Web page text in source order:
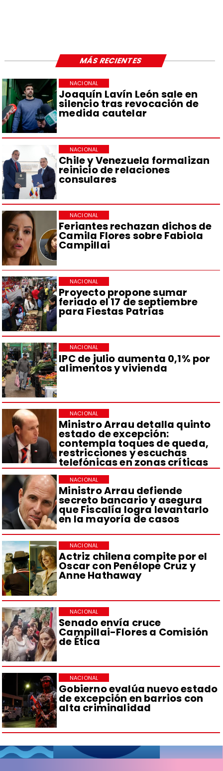
Joaquín Lavín León sale en
silencio tras revocación de
medida cautelar
NACIONAL
Chile y Venezuela formalizan
reinicio de relaciones
consulares
NACIONAL
Feriantes rechazan dichos de
Camila Flores sobre Fabiola
Campillai
NACIONAL
Proyecto propone sumar
feriado el 17 de septiembre
para Fiestas Patrias
NACIONAL
IPC de julio aumenta 0,1% por
alimentos y vivienda
NACIONAL
Ministro Arrau detalla quinto
estado de excepción:
contempla toques de queda,
restricciones y escuchas
telefónicas en zonas críticas
NACIONAL
Ministro Arrau defiende
secreto bancario y asegura
que Fiscalía logra levantarlo
en la mayoría de casos
NACIONAL
Actriz chilena compite por el
Oscar con Penélope Cruz y
Anne Hathaway
NACIONAL
Senado envía cruce
Campillai-Flores a Comisión
de Ética
NACIONAL
Gobierno evalúa nuevo estado
de excepción en barrios con
alta criminalidad
NACIONAL
MÁS RECIENTES